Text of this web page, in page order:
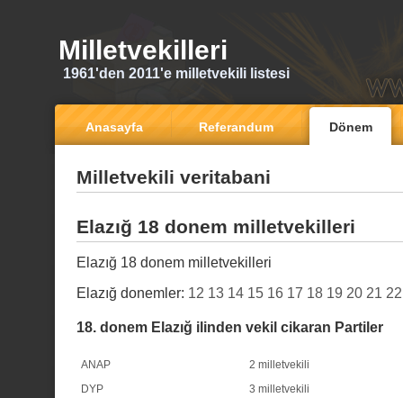
Milletvekilleri
1961'den 2011'e milletvekili listesi
Anasayfa Referandum Dönem
Milletvekili veritabani
Elazığ 18 donem milletvekilleri
Elazığ 18 donem milletvekilleri
Elazığ donemler: 12 13 14 15 16 17 18 19 20 21 22
18. donem Elazığ ilinden vekil cikaran Partiler
ANAP
2 milletvekili
DYP
3 milletvekili